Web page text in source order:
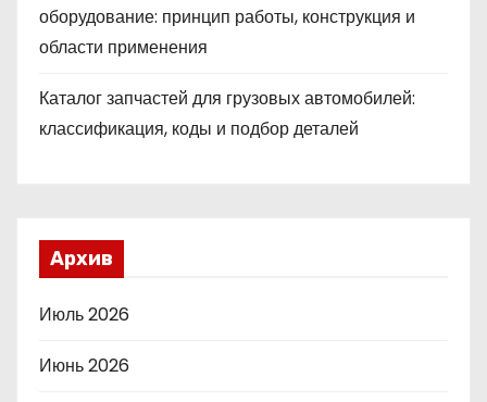
оборудование: принцип работы, конструкция и
области применения
Каталог запчастей для грузовых автомобилей:
классификация, коды и подбор деталей
Архив
Июль 2026
Июнь 2026